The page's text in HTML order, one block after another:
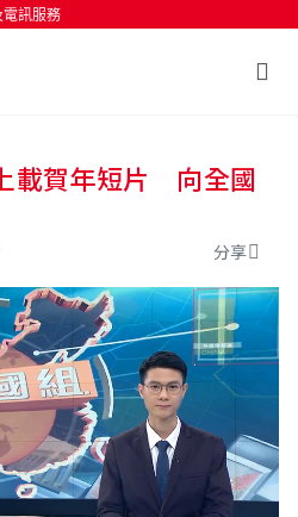
電訊服務
入鍵開始搜尋
載賀年短片 向全國
分享